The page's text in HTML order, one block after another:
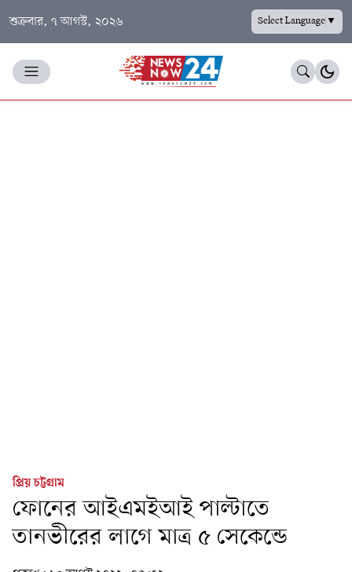
শুক্রবার, ৭ আগস্ট, ২০২৬ Select Language▼
প্রিয় চট্টগ্রাম
ফোনের আইএমইআই পাল্টাতে
তানভীরের লাগে মাত্র ৫ সেকেন্ডে